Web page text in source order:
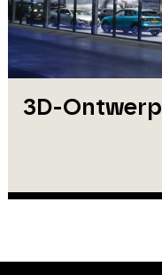
3D-Ontwerp